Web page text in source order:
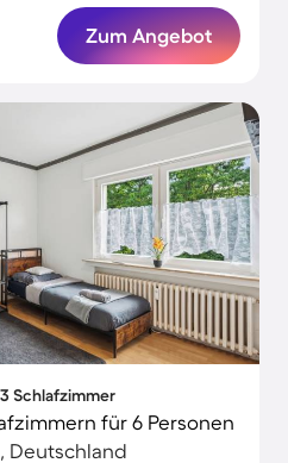
Zum Angebot
Schlafzimmer
für 6 Personen
Deutschland